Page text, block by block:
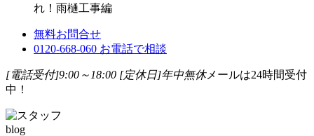
れ！雨樋工事編
無料お問合せ
0120-668-060 お電話で相談
[電話受付]9:00～18:00 [定休日]年中無休メールは24時間受付
中！
blog